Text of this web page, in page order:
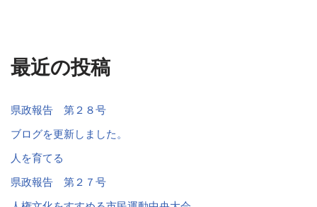
最近の投稿
県政報告 第２８号
ブログを更新しました。
人を育てる
県政報告 第２７号